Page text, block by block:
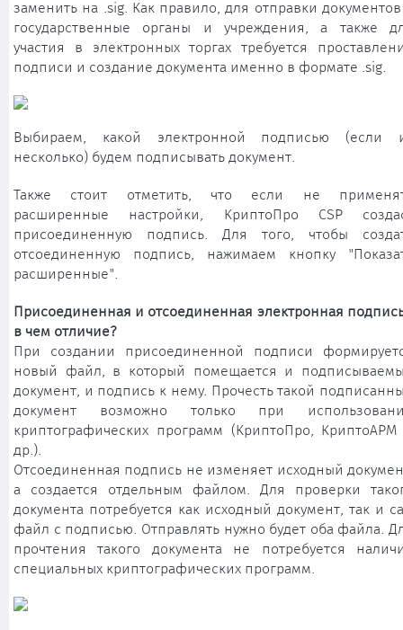
заменить на .sig. Как правило, для отправки
государственные органы и учреждения, а также
участия в электронных торгах требуется
подписи и создание документа именно в формате .sig.
Выбираем, какой электронной подписью (если
несколько) будем подписывать документ.
Также стоит отметить, что если не
расширенные настройки, КриптоПро CSP
присоединенную подпись. Для того, чтобы
отсоединенную подпись, нажимаем кнопку
расширенные".
Присоединенная и отсоединенная электронная
в чем отличие?
При создании присоединенной подписи
новый файл, в который помещается и
документ, и подпись к нему. Прочесть такой
документ возможно только при
криптографических программ (КриптоПро,
др.).
Отсоединенная подпись не изменяет исходный
а создается отдельным файлом. Для проверки
документа потребуется как исходный документ, так и
файл с подписью. Отправлять нужно будет оба файла.
прочтения такого документа не потребуется
специальных криптографических программ.